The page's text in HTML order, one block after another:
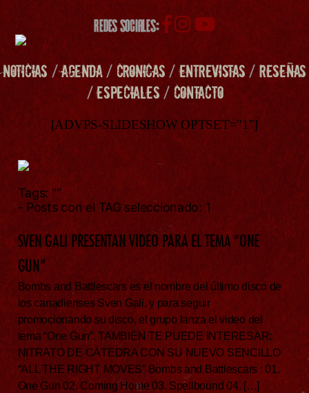
REDES SOCIALES:
NOTICIAS /AGENDA/ CRONICAS/ENTREVISTAS/RESEÑAS
/ESPECIALES/ CONTACTO
[ADVPS-SLIDESHOW OPTSET="1"]
Tags: ""
- Posts con el TAG seleccionado: 1
SVEN GALI PRESENTAN VIDEO PARA EL TEMA “ONE
GUN”
Bombs and Battlescars es el nombre del último disco de
los canadienses Sven Gali, y para seguir
promocionando su disco, el grupo lanza el video del
tema “One Gun”. TAMBIÉN TE PUEDE INTERESAR:
NITRATO DE CÁTEDRA CON SU NUEVO SENCILLO
“ALL THE RIGHT MOVES” Bombs and Battlescars : 01.
One Gun 02. Coming Home 03. Spellbound 04. […]